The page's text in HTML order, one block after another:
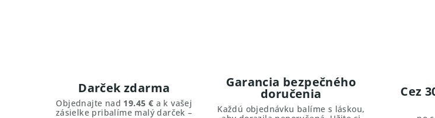
Darček zdarma
Objednajte nad 19.45 € a k vašej
zásielke pribalíme malý darček –
Garancia bezpečného
doručenia
Každú objednávku balíme s láskou,
Cez